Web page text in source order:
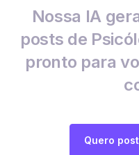
Nossa IA
posts de
pronto para
Quero